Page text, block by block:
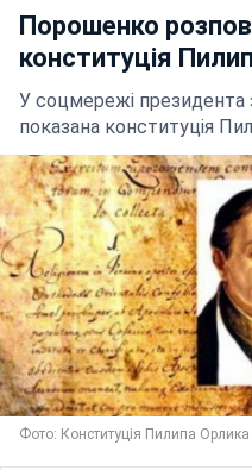
Порошенко
конституція
У соцмережі президента
показана конституція
Фото: Конституція Пилипа